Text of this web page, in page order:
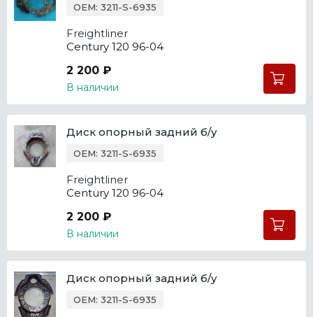
OEM: 3211-S-6935
Freightliner
Century 120 96-04
2 200 ₽
В наличии
Диск опорный задний б/у
OEM: 3211-S-6935
Freightliner
Century 120 96-04
2 200 ₽
В наличии
Диск опорный задний б/у
OEM: 3211-S-6935